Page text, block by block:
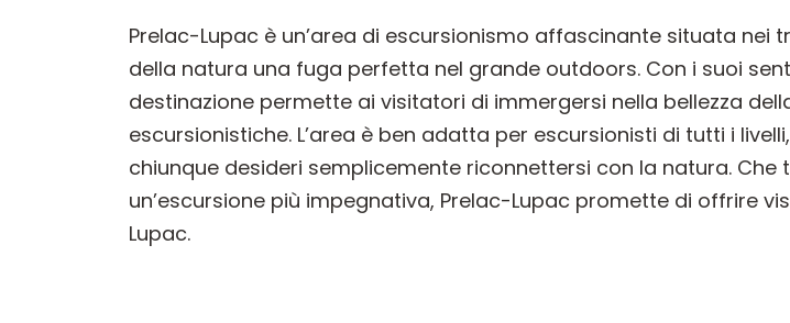
Prelac-Lupac è un’area di escursionismo affascinante situata
della natura una fuga perfetta nel grande outdoors. Con i suoi
destinazione permette ai visitatori di immergersi nella bellezza
escursionistiche. L’area è ben adatta per escursionisti di tutti i
chiunque desideri semplicemente riconnettersi con la natura.
un’escursione più impegnativa, Prelac-Lupac promette di offrire
Lupac.